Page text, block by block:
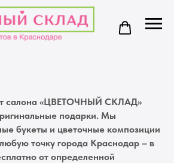
салона «ЦВЕТОЧНЫЙ СКЛАД»
подарки. Мы
букеты и цветочные композиции
точку города Краснодар – в
от определенной